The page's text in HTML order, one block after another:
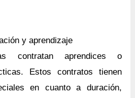
y aprendizaje
contratan aprendices o
Estos contratos tienen
en cuanto a duración,